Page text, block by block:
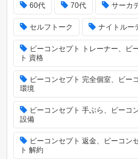
60代 70代 サーカ
セルフトーク ナイトルー
ビーコンセプト トレーナー、ビ
ト 資格
ビーコンセプト 完全個室、ビー
環境
ビーコンセプト 手ぶら、ビーコ
設備
ビーコンセプト 返金、ビーコン
ト 解約